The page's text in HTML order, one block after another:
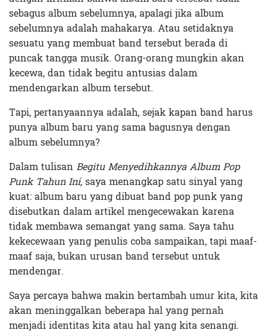
sebagus album sebelumnya, apalagi jika album
sebelumnya adalah mahakarya. Atau setidaknya
sesuatu yang membuat band tersebut berada di
puncak tangga musik. Orang-orang mungkin akan
kecewa, dan tidak begitu antusias dalam
mendengarkan album tersebut.
Tapi, pertanyaannya adalah, sejak kapan band harus
punya album baru yang sama bagusnya dengan
album sebelumnya?
Dalam tulisan Begitu Menyedihkannya Album Pop
Punk Tahun Ini,saya menangkap satu sinyal yang
kuat: album baru yang dibuat band pop punk yang
disebutkan dalam artikel mengecewakan karena
tidak membawa semangat yang sama. Saya tahu
kekecewaan yang penulis coba sampaikan, tapi maaf-
maaf saja, bukan urusan band tersebut untuk
mendengar.
Saya percaya bahwa makin bertambah umur kita, kita
akan meninggalkan beberapa hal yang pernah
menjadi identitas kita atau hal yang kita senangi.